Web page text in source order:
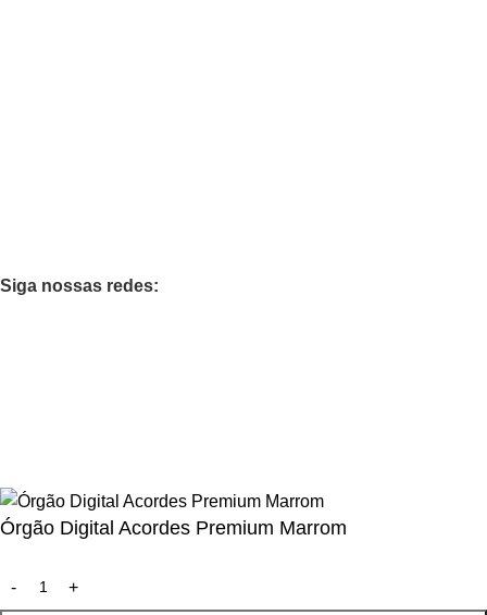
Siga nossas redes:
Órgão Digital Acordes Premium Marrom